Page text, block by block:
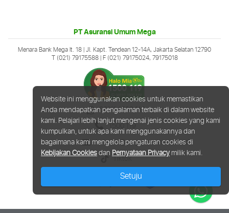
PT Asuransi Umum Mega
Menara Bank Mega lt. 18 | Jl. Kapt. Tendean 12-14A, Jakarta Selatan 12790
T (021) 79175588| F (021) 79175024, 79175018
08111 1500 119
1500 119
halomia@megainsurance.co.id
Tiktok
Website ini menggunakan cookies untuk memastikan
Anda mendapatkan pengalaman terbaik di dalam website
kami. Pelajari lebih lanjut mengenai jenis cookies yang kami
kumpulkan, untuk apa kami menggunakannya dan
bagaimana kami mengelola pengaturan cookies di
Kebijakan Cookiesdan Pernyataan Privacymilik kami.
Setuju